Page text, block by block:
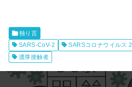
独り言
SARS-CoV-2
SARSコロナウイルス 2
濃厚接触者